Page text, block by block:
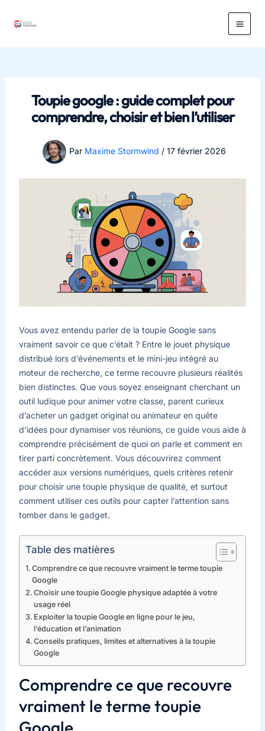
Main
Toupie google : guide complet pour
comprendre, choisir et bien l’utiliser
Par Maxime Stormwind / 17 février 2026
Vous avez entendu parler de la toupie Google sans
vraiment savoir ce que c’était ? Entre le jouet physique
distribué lors d’événements et le mini-jeu intégré au
moteur de recherche, ce terme recouvre plusieurs réalités
bien distinctes. Que vous soyez enseignant cherchant un
outil ludique pour animer votre classe, parent curieux
d’acheter un gadget original ou animateur en quête
d’idées pour dynamiser vos réunions, ce guide vous aide à
comprendre précisément de quoi on parle et comment en
tirer parti concrètement. Vous découvrirez comment
accéder aux versions numériques, quels critères retenir
pour choisir une toupie physique de qualité, et surtout
comment utiliser ces outils pour capter l’attention sans
tomber dans le gadget.
Table des matières
Comprendre ce que recouvre vraiment le terme toupie
Google
Choisir une toupie Google physique adaptée à votre
usage réel
Exploiter la toupie Google en ligne pour le jeu,
l’éducation et l’animation
Conseils pratiques, limites et alternatives à la toupie
Google
Comprendre ce que recouvre
vraiment le terme toupie